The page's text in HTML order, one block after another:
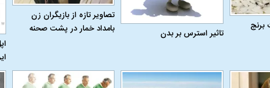
برنج
تاثیر استرس بر بدن
تصاویر تازه از بازیگران زن
بامداد خمار در پشت صحنه
علت تنگی نفس و راه های درمان آن
دلیل علاقه